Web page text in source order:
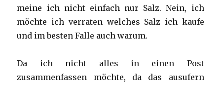
meine ich nicht einfach nur Salz. Nein, ich
möchte ich verraten welches Salz ich kaufe
und im besten Falle auch warum.
Da ich nicht alles in einen Post
zusammenfassen möchte, da das ausufern